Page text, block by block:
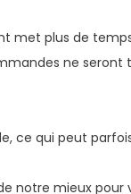
met plus de
ne seront
ce qui peut
notre mieux pour